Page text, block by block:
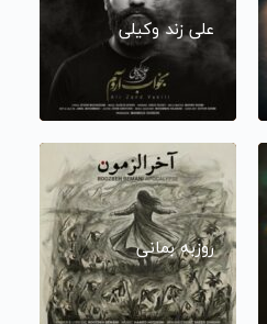
علی زند وکیلی
روزبه بمانی